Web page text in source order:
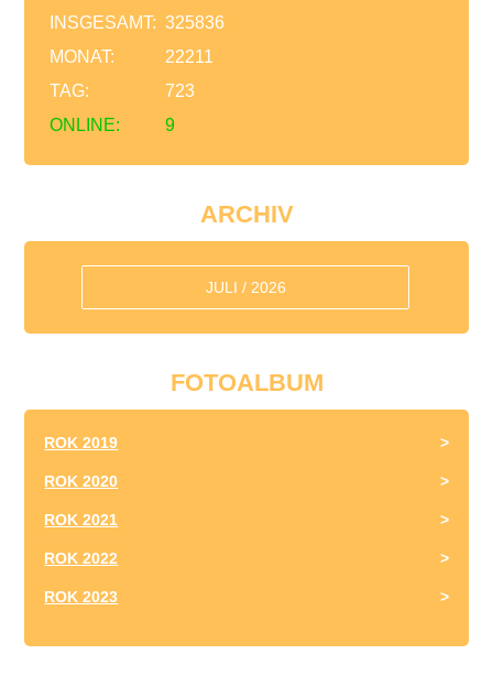
ONLINE: 9
INSGESAMT: 325836
MONAT:
22211
TAG:
723
ARCHIV
JULI / 2026
FOTOALBUM
ROK 2019
ROK 2020
ROK 2021
ROK 2022
ROK 2023